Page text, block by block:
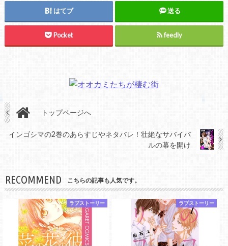
はてブ 送る
Pocket feedly
トップページへ
インゴシマの2巻のあらすじやネタバレ！壮絶なサバイバ
ルの幕を開け
RECOMMEND こちらの記事も人気です。
ラブストーリー ラブストーリー